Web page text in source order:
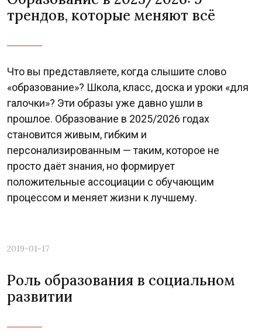
трендов, которые меняют всё
Что вы представляете, когда слышите слово
«образование»? Школа, класс, доска и уроки «для
галочки»? Эти образы уже давно ушли в
прошлое. Образование в 2025/2026 годах
становится живым, гибким и
персонализированным — таким, которое не
просто даёт знания, но формирует
положительные ассоциации с обучающим
процессом и меняет жизни к лучшему.
2019-01-17
Роль образования в социальном
развитии